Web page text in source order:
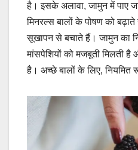
है। इसके अलावा, जामुन में पाए
मिनरल्स बालों के पोषण को
सूखापन से बचाते हैं। जामुन का
मांसपेशियों को मजबूती मिलती
है। अच्छे बालों के लिए,